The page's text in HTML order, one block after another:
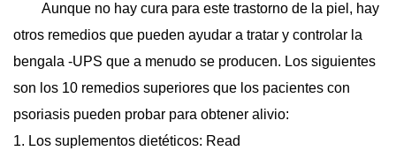
Aunque no hay cura para este trastorno de la piel, hay
otros remedios que pueden ayudar a tratar y controlar la
bengala -UPS que a menudo se producen. Los siguientes
son los 10 remedios superiores que los pacientes con
psoriasis pueden probar para obtener alivio:
1. Los suplementos dietéticos: Read